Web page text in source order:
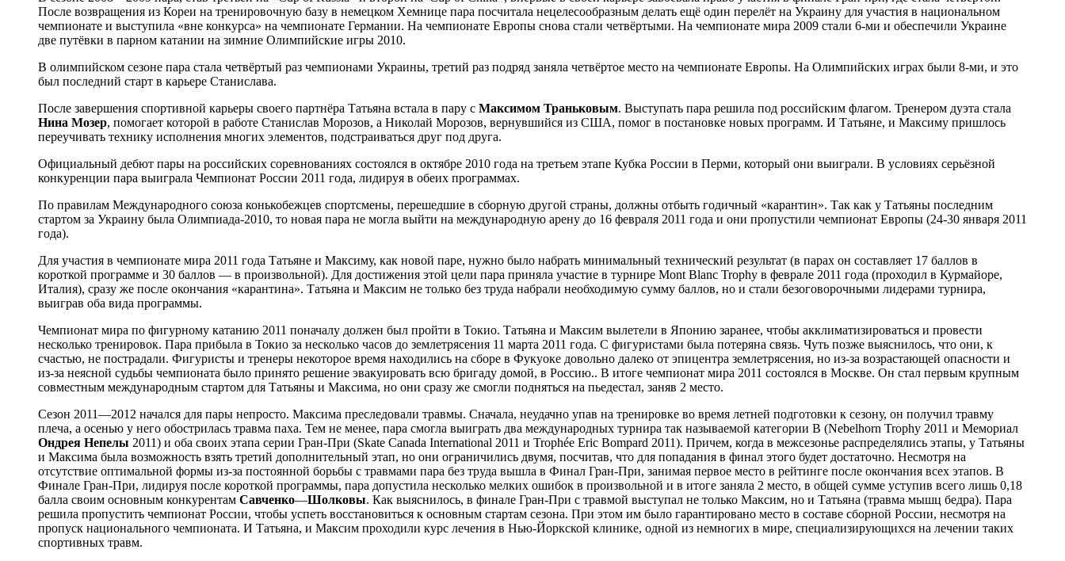
После возвращения из Кореи на тренировочную базу в немецком Хемнице пара посчитала нецелесообразным делать ещё один перелёт на Украину для участия в национальном
чемпионате и выступила «вне конкурса» на чемпионате Германии. На чемпионате Европы снова стали четвёртыми. На чемпионате мира 2009 стали 6-ми и обеспечили Украине
две путёвки в парном катании на зимние Олимпийские игры 2010.
В олимпийском сезоне пара стала четвёртый раз чемпионами Украины, третий раз подряд заняла четвёртое место на чемпионате Европы. На Олимпийских играх были 8-ми, и это
был последний старт в карьере Станислава.
После завершения спортивной карьеры своего партнёра Татьяна встала в пару с Максимом Траньковым. Выступать пара решила под российским флагом. Тренером дуэта стала
Нина Мозер, помогает которой в работе Станислав Морозов, а Николай Морозов, вернувшийся из США, помог в постановке новых программ. И Татьяне, и Максиму пришлось
переучивать технику исполнения многих элементов, подстраиваться друг под друга.
Официальный дебют пары на российских соревнованиях состоялся в октябре 2010 года на третьем этапе Кубка России в Перми, который они выиграли. В условиях серьёзной
конкуренции пара выиграла Чемпионат России 2011 года, лидируя в обеих программах.
По правилам Международного союза конькобежцев спортсмены, перешедшие в сборную другой страны, должны отбыть годичный «карантин». Так как у Татьяны последним
стартом за Украину была Олимпиада-2010, то новая пара не могла выйти на международную арену до 16 февраля 2011 года и они пропустили чемпионат Европы (24-30 января 2011
года).
Для участия в чемпионате мира 2011 года Татьяне и Максиму, как новой паре, нужно было набрать минимальный технический результат (в парах он составляет 17 баллов в
короткой программе и 30 баллов — в произвольной). Для достижения этой цели пара приняла участие в турнире Mont Blanc Trophy в феврале 2011 года (проходил в Курмайоре,
Италия), сразу же после окончания «карантина». Татьяна и Максим не только без труда набрали необходимую сумму баллов, но и стали безоговорочными лидерами турнира,
выиграв оба вида программы.
Чемпионат мира по фигурному катанию 2011 поначалу должен был пройти в Токио. Татьяна и Максим вылетели в Японию заранее, чтобы акклиматизироваться и провести
несколько тренировок. Пара прибыла в Токио за несколько часов до землетрясения 11 марта 2011 года. С фигуристами была потеряна связь. Чуть позже выяснилось, что они, к
счастью, не пострадали. Фигуристы и тренеры некоторое время находились на сборе в Фукуоке довольно далеко от эпицентра землетрясения, но из-за возрастающей опасности и
из-за неясной судьбы чемпионата было принято решение эвакуировать всю бригаду домой, в Россию.. В итоге чемпионат мира 2011 состоялся в Москве. Он стал первым крупным
совместным международным стартом для Татьяны и Максима, но они сразу же смогли подняться на пьедестал, заняв 2 место.
Сезон 2011—2012 начался для пары непросто. Максима преследовали травмы. Сначала, неудачно упав на тренировке во время летней подготовки к сезону, он получил травму
плеча, а осенью у него обострилась травма паха. Тем не менее, пара смогла выиграть два международных турнира так называемой категории B (Nebelhorn Trophy 2011 и Мемориал
Ондрея Непелы 2011) и оба своих этапа серии Гран-При (Skate Canada International 2011 и Trophée Eric Bompard 2011). Причем, когда в межсезонье распределялись этапы, у Татьяны
и Максима была возможность взять третий дополнительный этап, но они ограничились двумя, посчитав, что для попадания в финал этого будет достаточно. Несмотря на
отсутствие оптимальной формы из-за постоянной борьбы с травмами пара без труда вышла в Финал Гран-При, занимая первое место в рейтинге после окончания всех этапов. В
Финале Гран-При, лидируя после короткой программы, пара допустила несколько мелких ошибок в произвольной и в итоге заняла 2 место, в общей сумме уступив всего лишь 0,18
балла своим основным конкурентам Савченко—Шoлковы. Как выяснилось, в финале Гран-При с травмой выступал не только Максим, но и Татьяна (травма мышц бедра). Пара
решила пропустить чемпионат России, чтобы успеть восстановиться к основным стартам сезона. При этом им было гарантировано место в составе сборной России, несмотря на
пропуск национального чемпионата. И Татьяна, и Максим проходили курс лечения в Нью-Йоркской клинике, одной из немногих в мире, специализирующихся на лечении таких
спортивных травм.